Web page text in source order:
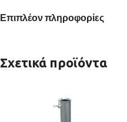
Επιπλέον πληροφορίες
Σχετικά προϊόντα